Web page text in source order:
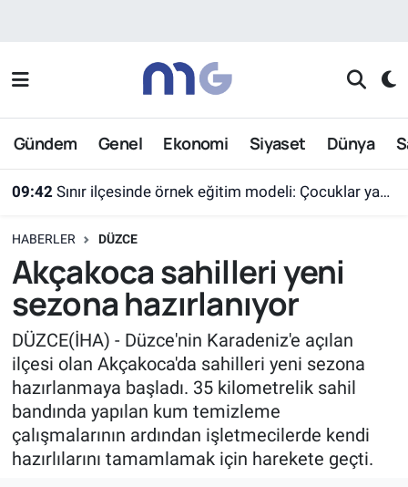
Gündem Genel Ekonomi Siyaset Dünya
09:42 Sınır ilçesinde örnek eğitim modeli: Çocuklar yazın ekran yerine etkinlikleri seçti
09:41 Eskişehir'de motosiklet denetimde 600 bin TL ceza kesildi
HABERLER DÜZCE
Akçakoca sahilleri yeni
sezona hazırlanıyor
DÜZCE(İHA) - Düzce'nin Karadeniz'e açılan
ilçesi olan Akçakoca'da sahilleri yeni sezona
hazırlanmaya başladı. 35 kilometrelik sahil
bandında yapılan kum temizleme
çalışmalarının ardından işletmecilerde kendi
hazırlılarını tamamlamak için harekete geçti.
Nöbetçi Eczaneler
Hava Durumu
Süper Lig Puan Durumu ve Fikstür
Tüm Manşetler
Son Dakika Haberleri
Haber Arşivi